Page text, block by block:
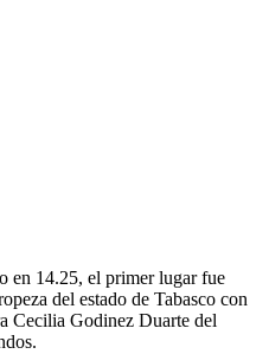
en 14.25, el primer lugar fue
del estado de Tabasco con
Cecilia Godinez Duarte del